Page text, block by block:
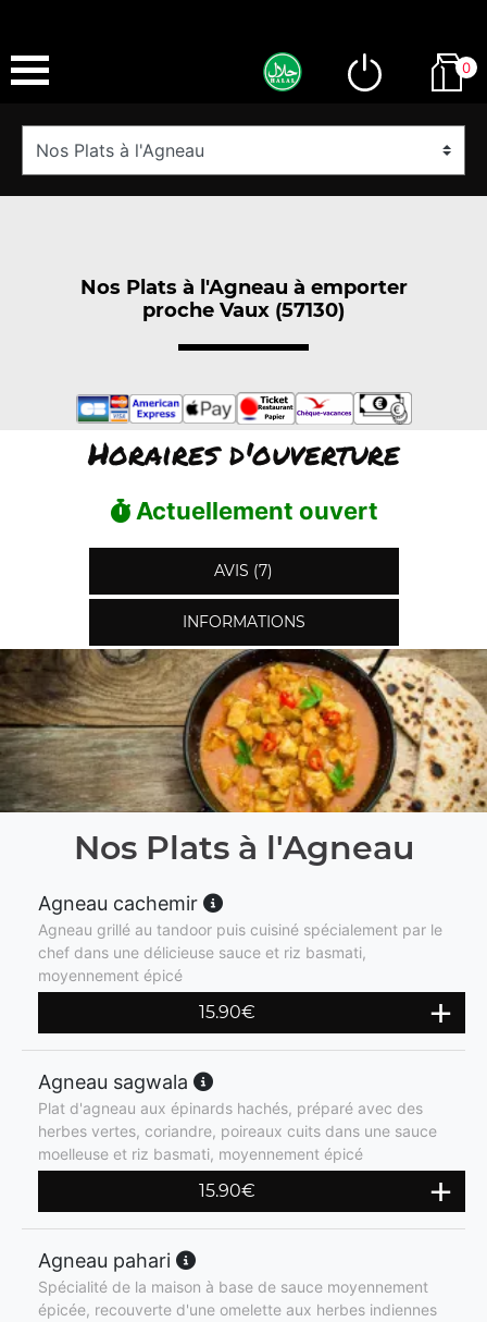
0
Nos Plats à l'Agneau à emporter
proche Vaux (57130)
Horaires d'ouverture
Actuellement ouvert
AVIS (7)
INFORMATIONS
Nos Plats à l'Agneau
Agneau cachemir
Agneau grillé au tandoor puis cuisiné spécialement par le
chef dans une délicieuse sauce et riz basmati,
moyennement épicé
15.90€
Agneau sagwala
Plat d'agneau aux épinards hachés, préparé avec des
herbes vertes, coriandre, poireaux cuits dans une sauce
moelleuse et riz basmati, moyennement épicé
15.90€
Agneau pahari
Spécialité de la maison à base de sauce moyennement
épicée, recouverte d'une omelette aux herbes indiennes